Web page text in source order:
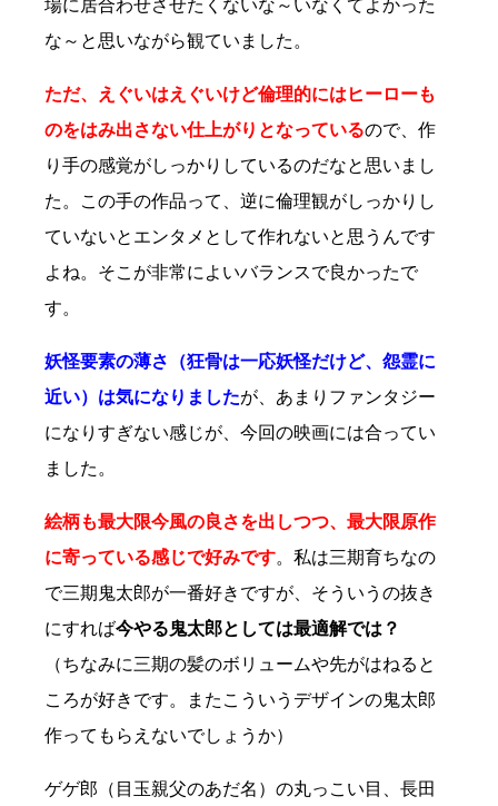
場に居合わせさせたくないな～いなくてよかった
な～と思いながら観ていました。
ただ、えぐいはえぐいけど倫理的にはヒーローも
のをはみ出さない仕上がりとなっているので、作
り手の感覚がしっかりしているのだなと思いまし
た。この手の作品って、逆に倫理観がしっかりし
ていないとエンタメとして作れないと思うんです
よね。そこが非常によいバランスで良かったで
す。
妖怪要素の薄さ（狂骨は一応妖怪だけど、怨霊に
近い）は気になりましたが、あまりファンタジー
になりすぎない感じが、今回の映画には合ってい
ました。
絵柄も最大限今風の良さを出しつつ、最大限原作
に寄っている感じで好みです。私は三期育ちなの
で三期鬼太郎が一番好きですが、そういうの抜き
にすれば今やる鬼太郎としては最適解では？
（ちなみに三期の髪のボリュームや先がはねると
ころが好きです。またこういうデザインの鬼太郎
作ってもらえないでしょうか）
ゲゲ郎（目玉親父のあだ名）の丸っこい目、長田